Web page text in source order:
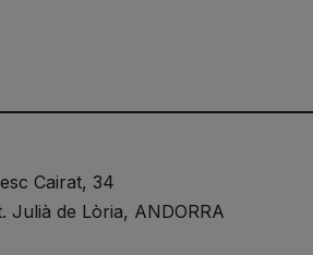
Cairat, 34
Julià de Lòria, ANDORRA